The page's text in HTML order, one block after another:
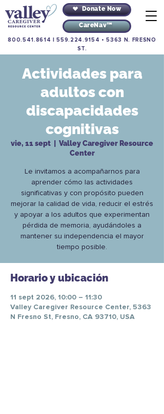
Donate Now
CareNav™
800.541.8614 |559.224.9154 •5363 N. FRESNO
ST.
Actividades para
adultos con
discapacidades
cognitivas
vie, 11 sept
Valley Caregiver Resource
Center
Le invitamos a acompañarnos para
aprender cómo las actividades
significativas y con propósito pueden
mejorar la calidad de vida, reducir el estrés
y apoyar a los adultos que experimentan
pérdida de memoria, ayudándoles a
mantener su independencia el mayor
tiempo posible.
Horario y ubicación
11 sept 2026, 10:00 – 11:30
Valley Caregiver Resource Center, 5363
N Fresno St, Fresno, CA 93710, USA